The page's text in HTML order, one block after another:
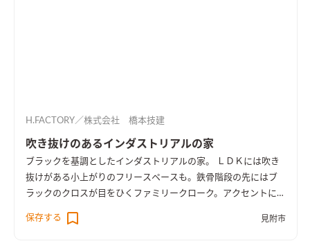
H.FACTORY／株式会社 橋本技建
吹き抜けのあるインダストリアルの家
ブラックを基調としたインダストリアルの家。 ＬＤＫには吹き
抜けがある小上がりのフリースペースも。鉄骨階段の先にはブ
ラックのクロスが目をひくファミリークローク。アクセントにデ
保存する
見附市